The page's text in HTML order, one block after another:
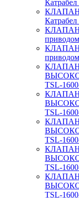
TSL-
TSL-
TSL-
TSL-
TSL-